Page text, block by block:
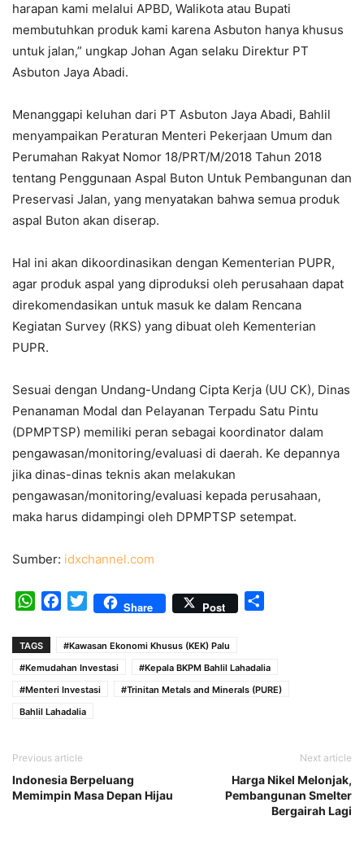
harapan kami melalui APBD, Walikota atau Bupati
membutuhkan produk kami karena Asbuton hanya khusus
untuk jalan,” ungkap Johan Agan selaku Direktur PT
Asbuton Jaya Abadi.
Menanggapi keluhan dari PT Asbuton Jaya Abadi, Bahlil
menyampaikan Peraturan Menteri Pekerjaan Umum dan
Perumahan Rakyat Nomor 18/PRT/M/2018 Tahun 2018
tentang Penggunaan Aspal Buton Untuk Pembangunan dan
Preservasi Jalan, yang menyatakan bahwa semua produk
aspal Buton akan diserap.
Hal ini akan dikoordinasikan dengan Kementerian PUPR,
agar produk aspal yang diproduksi oleh perusahaan dapat
direkomendasikan untuk masuk ke dalam Rencana
Kegiatan Survey (RKS) yang dibuat oleh Kementerian
PUPR.
Sesuai dengan Undang-Undang Cipta Kerja (UU CK), Dinas
Penanaman Modal dan Pelayanan Terpadu Satu Pintu
(DPMPTSP) memiliki peran sebagai koordinator dalam
pengawasan/monitoring/evaluasi di daerah. Ke depannya
jika dinas-dinas teknis akan melakukan
pengawasan/monitoring/evaluasi kepada perusahaan,
maka harus didampingi oleh DPMPTSP setempat.
Sumber: idxchannel.com
WhatsAppFacebook
TwitterShare Post
TAGS
#Kawasan Ekonomi Khusus (KEK) Palu
#Kemudahan Investasi
#Kepala BKPM Bahlil Lahadalia
#Menteri Investasi
#Trinitan Metals and Minerals (PURE)
Bahlil Lahadalia
Previous article
Indonesia Berpeluang
Memimpin Masa Depan Hijau
Next article
Harga Nikel Melonjak,
Pembangunan Smelter
Bergairah Lagi